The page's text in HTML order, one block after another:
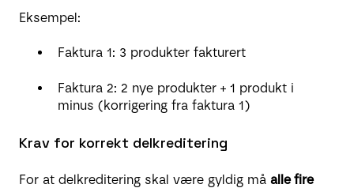
Eksempel:
Faktura 1: 3 produkter fakturert
Faktura 2: 2 nye produkter + 1 produkt i
minus (korrigering fra faktura 1)
Krav for korrekt delkreditering
For at delkreditering skal være gyldig må alle fire